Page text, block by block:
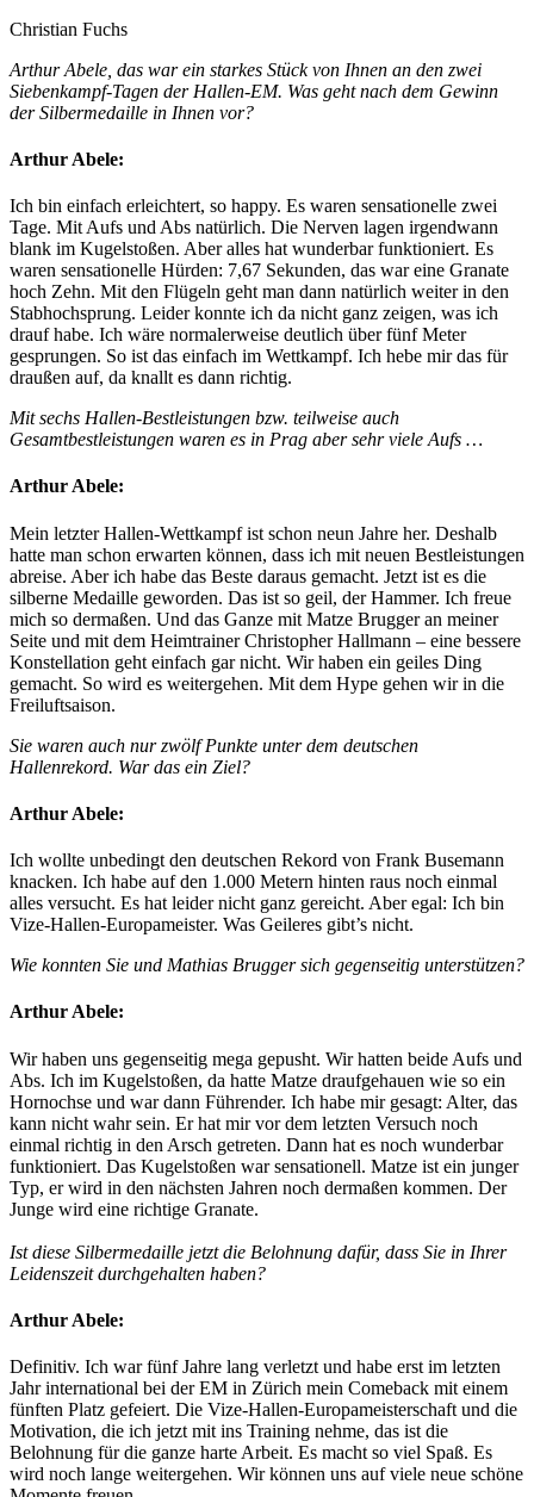
Christian Fuchs
Arthur Abele, das war ein starkes Stück von Ihnen an den zwei
Siebenkampf-Tagen der Hallen-EM. Was geht nach dem Gewinn
der Silbermedaille in Ihnen vor?
Arthur Abele:
Ich bin einfach erleichtert, so happy. Es waren sensationelle zwei
Tage. Mit Aufs und Abs natürlich. Die Nerven lagen irgendwann
blank im Kugelstoßen. Aber alles hat wunderbar funktioniert. Es
waren sensationelle Hürden: 7,67 Sekunden, das war eine Granate
hoch Zehn. Mit den Flügeln geht man dann natürlich weiter in den
Stabhochsprung. Leider konnte ich da nicht ganz zeigen, was ich
drauf habe. Ich wäre normalerweise deutlich über fünf Meter
gesprungen. So ist das einfach im Wettkampf. Ich hebe mir das für
draußen auf, da knallt es dann richtig.
Mit sechs Hallen-Bestleistungen bzw. teilweise auch
Gesamtbestleistungen waren es in Prag aber sehr viele Aufs …
Arthur Abele:
Mein letzter Hallen-Wettkampf ist schon neun Jahre her. Deshalb
hatte man schon erwarten können, dass ich mit neuen Bestleistungen
abreise. Aber ich habe das Beste daraus gemacht. Jetzt ist es die
silberne Medaille geworden. Das ist so geil, der Hammer. Ich freue
mich so dermaßen. Und das Ganze mit Matze Brugger an meiner
Seite und mit dem Heimtrainer Christopher Hallmann – eine bessere
Konstellation geht einfach gar nicht. Wir haben ein geiles Ding
gemacht. So wird es weitergehen. Mit dem Hype gehen wir in die
Freiluftsaison.
Sie waren auch nur zwölf Punkte unter dem deutschen
Hallenrekord. War das ein Ziel?
Arthur Abele:
Ich wollte unbedingt den deutschen Rekord von Frank Busemann
knacken. Ich habe auf den 1.000 Metern hinten raus noch einmal
alles versucht. Es hat leider nicht ganz gereicht. Aber egal: Ich bin
Vize-Hallen-Europameister. Was Geileres gibt’s nicht.
Wie konnten Sie und Mathias Brugger sich gegenseitig unterstützen?
Arthur Abele:
Wir haben uns gegenseitig mega gepusht. Wir hatten beide Aufs und
Abs. Ich im Kugelstoßen, da hatte Matze draufgehauen wie so ein
Hornochse und war dann Führender. Ich habe mir gesagt: Alter, das
kann nicht wahr sein. Er hat mir vor dem letzten Versuch noch
einmal richtig in den Arsch getreten. Dann hat es noch wunderbar
funktioniert. Das Kugelstoßen war sensationell. Matze ist ein junger
Typ, er wird in den nächsten Jahren noch dermaßen kommen. Der
Junge wird eine richtige Granate.
Ist diese Silbermedaille jetzt die Belohnung dafür, dass Sie in Ihrer
Leidenszeit durchgehalten haben?
Arthur Abele:
Definitiv. Ich war fünf Jahre lang verletzt und habe erst im letzten
Jahr international bei der EM in Zürich mein Comeback mit einem
fünften Platz gefeiert. Die Vize-Hallen-Europameisterschaft und die
Motivation, die ich jetzt mit ins Training nehme, das ist die
Belohnung für die ganze harte Arbeit. Es macht so viel Spaß. Es
wird noch lange weitergehen. Wir können uns auf viele neue schöne